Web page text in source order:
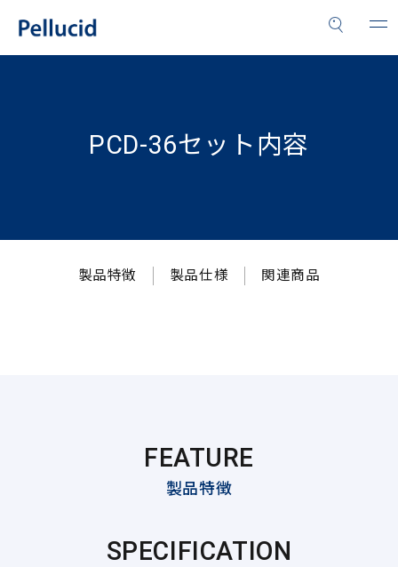
PCD-36セット内容
製品特徴 製品仕様 関連商品
FEATURE
製品特徴
SPECIFICATION